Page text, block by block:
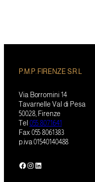
P.M.P. FIRENZE S.R.L
Via Borromini 14
Tavarnelle Val di Pesa
50028, Firenze
Tel 055 8071641
Fax 055 8061383
p.iva 01540140488
Facebook
Instagram
LinkedIn